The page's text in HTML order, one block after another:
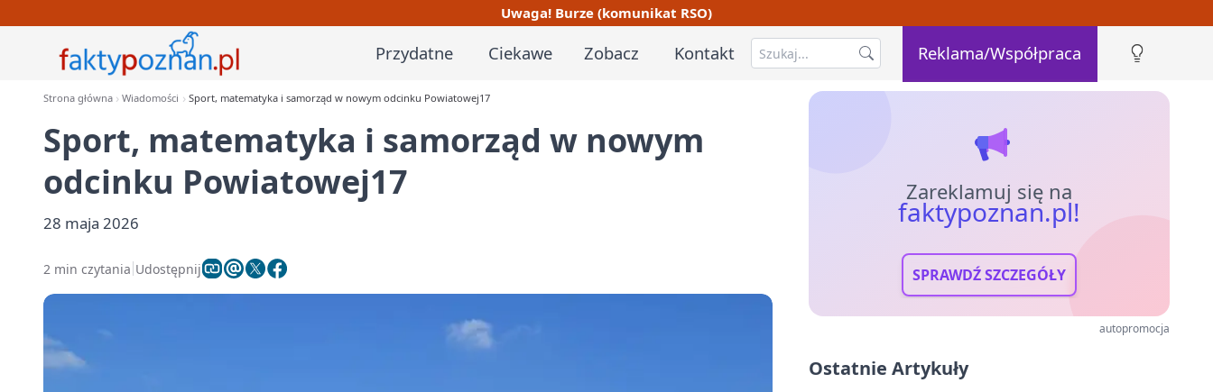
Uwaga! Burze (komunikat RSO)
Przydatne Ciekawe Zobacz Kontakt Reklama/Współpraca
Strona główna Wiadomości Sport, matematyka i samorząd w nowym odcinku Powiatowej17
Sport, matematyka i samorząd w nowym
odcinku Powiatowej17
28 maja 2026
2 min czytania Udostępnij
Zareklamuj się na
faktypoznan.pl!
SPRAWDŹ SZCZEGÓŁY
autopromocja
Ostatnie Artykuły